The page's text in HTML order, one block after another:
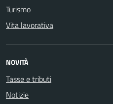
Turismo
Vita lavorativa
NOVITÀ
Tasse e tributi
Notizie